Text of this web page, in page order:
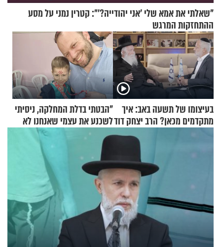
"שאלתי את אמא שלי 'אני יהודייה?'": קטרין נמני על מסע
ההתחזקות המרגש
בעיצומו של תשעה באב: איך
מתקדמים מכאן? הרב יצחק דוד
גרוסמן בשיחה מיוחדת
"הבטתי בדלת המחלקה, ניסיתי
לשכנע את עצמי שאנחנו לא
שייכים לשם"